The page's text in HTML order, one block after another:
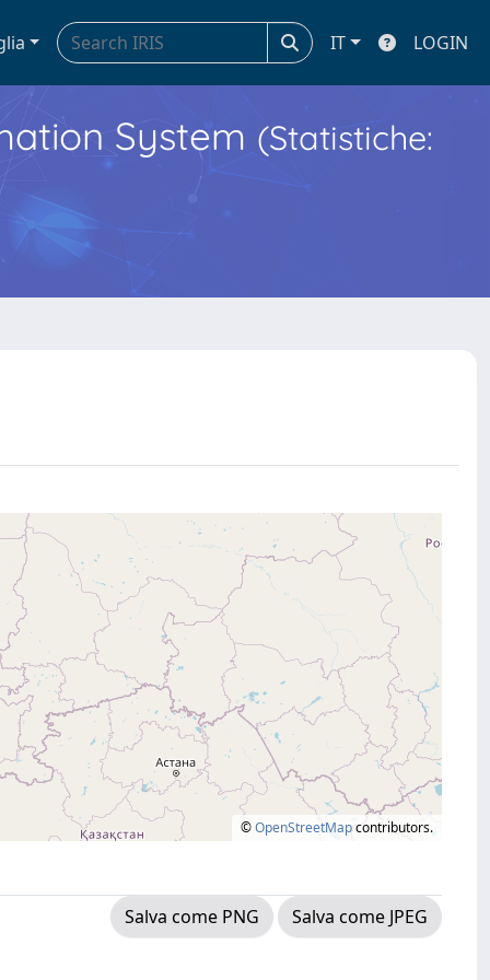
IT LOGIN
System (Statistiche:
©OpenStreetMapcontributors.
Salva come PNG Salva come JPEG